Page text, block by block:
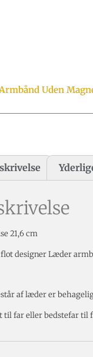
Uden
21,6 cm
designer Læder
af læder er
til far eller bedstefar til